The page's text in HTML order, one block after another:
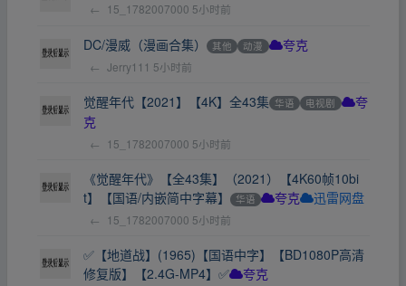
← 15_1782007000 5小时前
DC/漫威（漫画合集） 其他 动漫 夸克
← Jerry111 5小时前
觉醒年代【2021】【4K】全43集 华语 电视剧
夸
克
← 15_1782007000 5小时前
《觉醒年代》【全43集】（2021）【4K60帧10bi
t】【国语/内嵌简中字幕】
华语 夸克 迅雷网盘
← 15_1782007000 5小时前
✅【地道战】(1965)【国语中字】【BD1080P高清
修复版】【2.4G-MP4】✅
夸克